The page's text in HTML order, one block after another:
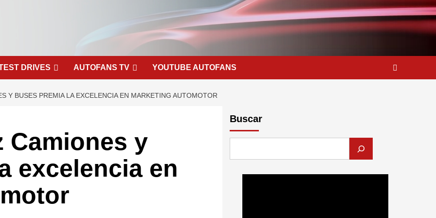
DRIVES AUTOFANS TV YOUTUBE AUTOFANS
Y BUSES PREMIA LA EXCELENCIA EN MARKETING AUTOMOTOR
Camiones y
excelencia en
Buscar